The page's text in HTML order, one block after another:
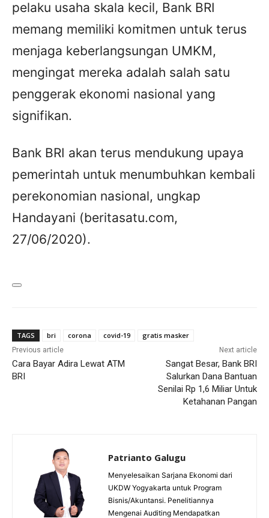
pelaku usaha skala kecil, Bank BRI
memang memiliki komitmen untuk terus
menjaga keberlangsungan UMKM,
mengingat mereka adalah salah satu
penggerak ekonomi nasional yang
signifikan.
Bank BRI akan terus mendukung upaya
pemerintah untuk menumbuhkan kembali
perekonomian nasional, ungkap
Handayani (beritasatu.com,
27/06/2020).
TAGS bri corona covid-19 gratis masker
Previous article
Cara Bayar Adira Lewat ATM
BRI
Next article
Sangat Besar, Bank BRI
Salurkan Dana Bantuan
Senilai Rp 1,6 Miliar Untuk
Ketahanan Pangan
Patrianto Galugu
Menyelesaikan Sarjana Ekonomi dari
UKDW Yogyakarta untuk Program
Bisnis/Akuntansi. Penelitiannya
Mengenai Auditing Mendapatkan